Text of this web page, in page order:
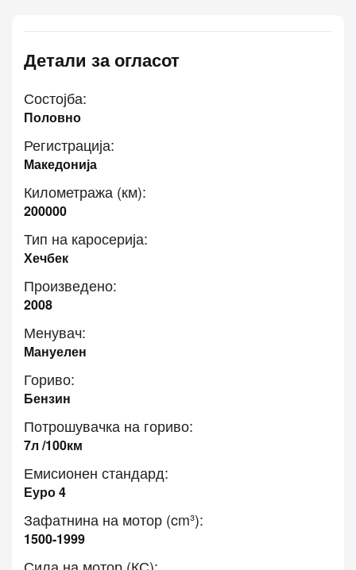
Детали за огласот
Состојба:
Половно
Регистрација:
Македонија
Километража (км):
200000
Тип на каросерија:
Хечбек
Произведено:
2008
Менувач:
Мануелен
Гориво:
Бензин
Потрошувачка на гориво:
7л /100км
Емисионен стандард:
Еуро 4
Зафатнина на мотор (cm³):
1500-1999